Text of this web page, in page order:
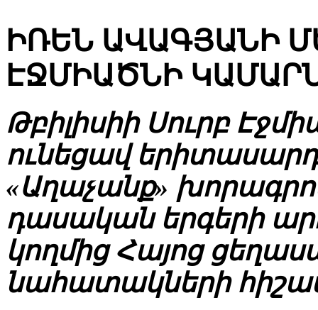
ԻՌԵՆ ԱՎԱԳՅԱՆԻ
ԷՋՄԻԱԾՆԻ
Թբիլիսիի Սուրբ
ունեցավ երիտասարդ
«Աղաչանք»
դասական երգերի
կողմից Հայոց
նահատակների